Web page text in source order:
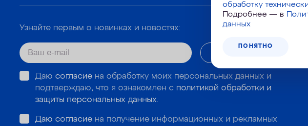
обработку
Подробнее — в
данных
ПОНЯТНО
Узнайте первым о новинках и новостях:
Даю согласиена обработку моих персональных данных и
подтверждаю, что я ознакомлен с политикой обработки и
защиты персональных данных.
Даю согласиена получение информационных и рекламных